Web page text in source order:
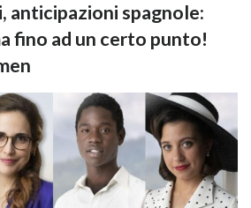
anticipazioni spagnole:
fino ad un certo punto!